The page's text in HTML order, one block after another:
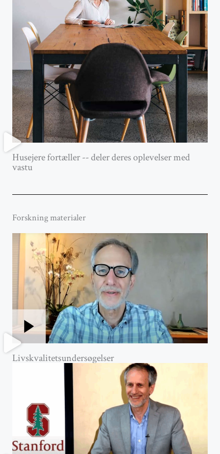
Husejere fortæller -- deler deres oplevelser med
vastu
Forskning materialer
Livskvalitetsundersøgelser